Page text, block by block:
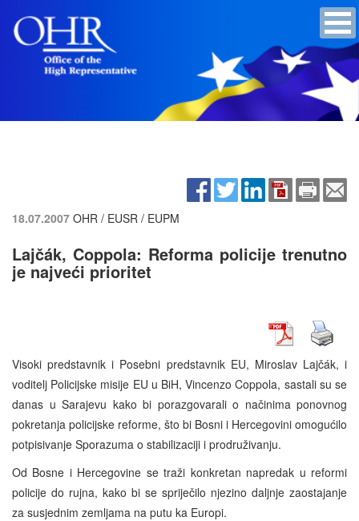
18.07.2007 OHR / EUSR / EUPM
Lajčák, Coppola: Reforma policije trenutno
je najveći prioritet
Visoki predstavnik i Posebni predstavnik EU, Miroslav Lajčák, i
voditelj Policijske misije EU u BiH, Vincenzo Coppola, sastali su se
danas u Sarajevu kako bi porazgovarali o načinima ponovnog
pokretanja policijske reforme, što bi Bosni i Hercegovini omogućilo
potpisivanje Sporazuma o stabilizaciji i prodruživanju.
Od Bosne i Hercegovine se traži konkretan napredak u reformi
policije do rujna, kako bi se spriječilo njezino daljnje zaostajanje
za susjednim zemljama na putu ka Europi.